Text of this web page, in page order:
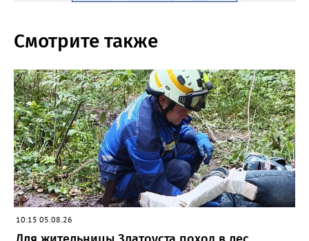
Смотрите также
10:15 05.08.26